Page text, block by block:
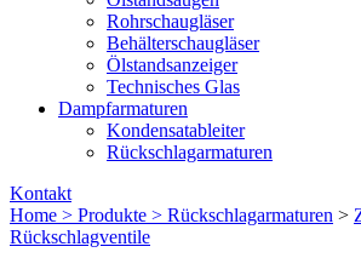
Rohrschaugläser
Behälterschaugläser
Ölstandsanzeiger
Technisches Glas
Dampfarmaturen
Kondensatableiter
Rückschlagarmaturen
Kontakt
Home > Produkte > Rückschlag­armaturen >
Rückschlagventile